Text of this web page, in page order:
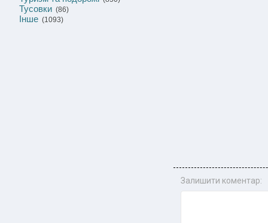
Тусовки (86)
Інше (1093)
Залишити коментар: